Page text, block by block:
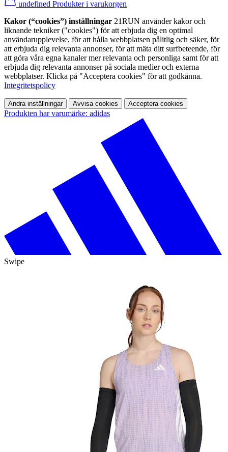
undefined Produkter i varukorgen
Kakor (“cookies”) inställningar 21RUN använder kakor och
liknande tekniker ("cookies") för att erbjuda dig en optimal
användarupplevelse, för att hålla webbplatsen pålitlig och säker, för
att erbjuda dig relevanta annonser, för att mäta ditt surfbeteende, för
att göra våra egna kanaler mer relevanta och personliga samt för att
erbjuda dig relevanta annonser på sociala medier och externa
webbplatser. Klicka på "Acceptera cookies" för att godkänna.
Integritetspolicy
Ändra inställningar Avvisa cookies Acceptera cookies
Produkten har varumärke: adidas
Swipe